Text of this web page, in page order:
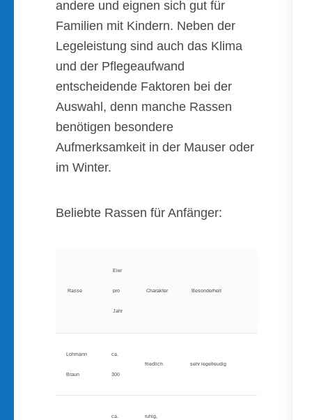
andere und eignen sich gut für
Familien mit Kindern. Neben der
Legeleistung sind auch das Klima
und der Pflegeaufwand
entscheidende Faktoren bei der
Auswahl, denn manche Rassen
benötigen besondere
Aufmerksamkeit in der Mauser oder
im Winter.
Beliebte Rassen für Anfänger:
Rasse
Eier
pro
Jahr
Charakter Besonderheit
Lohmann
Braun
ca.
300
friedlich sehr legefreudig
ca. ruhig,